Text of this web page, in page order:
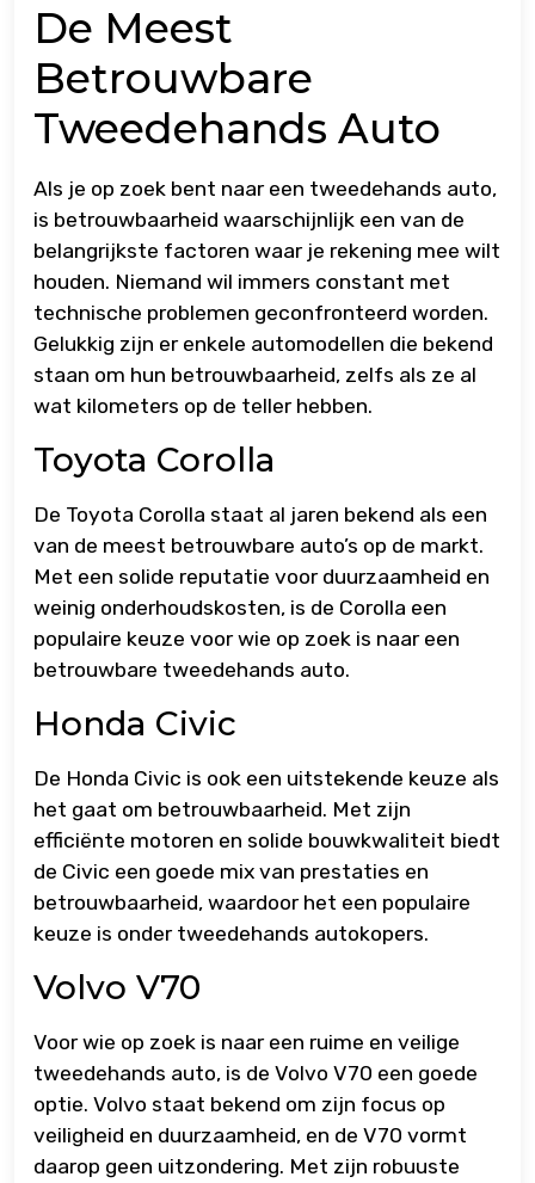
De Meest
Betrouwbare
Tweedehands Auto
Als je op zoek bent naar een tweedehands auto,
is betrouwbaarheid waarschijnlijk een van de
belangrijkste factoren waar je rekening mee wilt
houden. Niemand wil immers constant met
technische problemen geconfronteerd worden.
Gelukkig zijn er enkele automodellen die bekend
staan om hun betrouwbaarheid, zelfs als ze al
wat kilometers op de teller hebben.
Toyota Corolla
De Toyota Corolla staat al jaren bekend als een
van de meest betrouwbare auto’s op de markt.
Met een solide reputatie voor duurzaamheid en
weinig onderhoudskosten, is de Corolla een
populaire keuze voor wie op zoek is naar een
betrouwbare tweedehands auto.
Honda Civic
De Honda Civic is ook een uitstekende keuze als
het gaat om betrouwbaarheid. Met zijn
efficiënte motoren en solide bouwkwaliteit biedt
de Civic een goede mix van prestaties en
betrouwbaarheid, waardoor het een populaire
keuze is onder tweedehands autokopers.
Volvo V70
Voor wie op zoek is naar een ruime en veilige
tweedehands auto, is de Volvo V70 een goede
optie. Volvo staat bekend om zijn focus op
veiligheid en duurzaamheid, en de V70 vormt
daarop geen uitzondering. Met zijn robuuste